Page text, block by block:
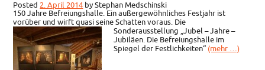
Posted 2. April 2014 byStephan Medschinski
150 Jahre Befreiungshalle. Ein außergewöhnliches Festjahr ist
vorüber und wirft quasi seine Schatten voraus. Die
Sonderausstellung „Jubel – Jahre –
Jubiläen. Die Befreiungshalle im
Spiegel der Festlichkeiten“ (mehr …)